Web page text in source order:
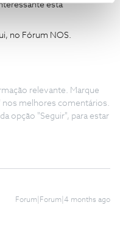
esta
no Fórum NOS.
relevante. Marque
nos melhores comentários.
opção "Seguir", para estar
Forum|Forum|4 months ago